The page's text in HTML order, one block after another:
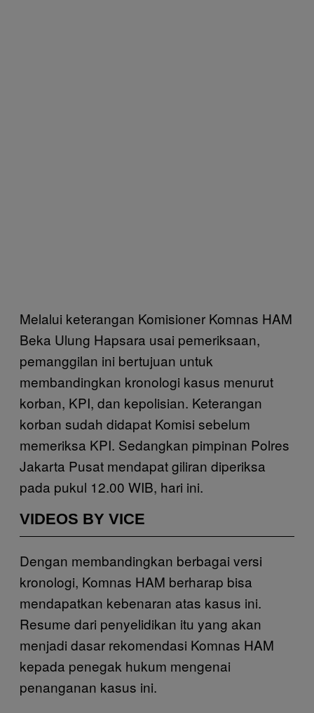
Melalui keterangan Komisioner Komnas HAM
Beka Ulung Hapsara usai pemeriksaan,
pemanggilan ini bertujuan untuk
membandingkan kronologi kasus menurut
korban, KPI, dan kepolisian. Keterangan
korban sudah didapat Komisi sebelum
memeriksa KPI. Sedangkan pimpinan Polres
Jakarta Pusat mendapat giliran diperiksa
pada pukul 12.00 WIB, hari ini.
VIDEOS BY VICE
Dengan membandingkan berbagai versi
kronologi, Komnas HAM berharap bisa
mendapatkan kebenaran atas kasus ini.
Resume dari penyelidikan itu yang akan
menjadi dasar rekomendasi Komnas HAM
kepada penegak hukum mengenai
penanganan kasus ini.